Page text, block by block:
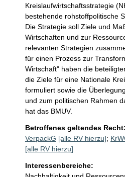
Kreislaufwirtschaftsstrategie
bestehende rohstoffpolitische
Die Strategie soll Ziele und
Wirtschaften und zur
relevanten Strategien
für einen Prozess zur
Wirtschaft" haben die
die Ziele für eine Nationale
formuliert sowie die
und zum politischen Rahmen
hat das BMUV.
Betroffenes geltendes Recht:
VerpackG [alle RV hierzu];
[alle RV hierzu]
Interessenbereiche: